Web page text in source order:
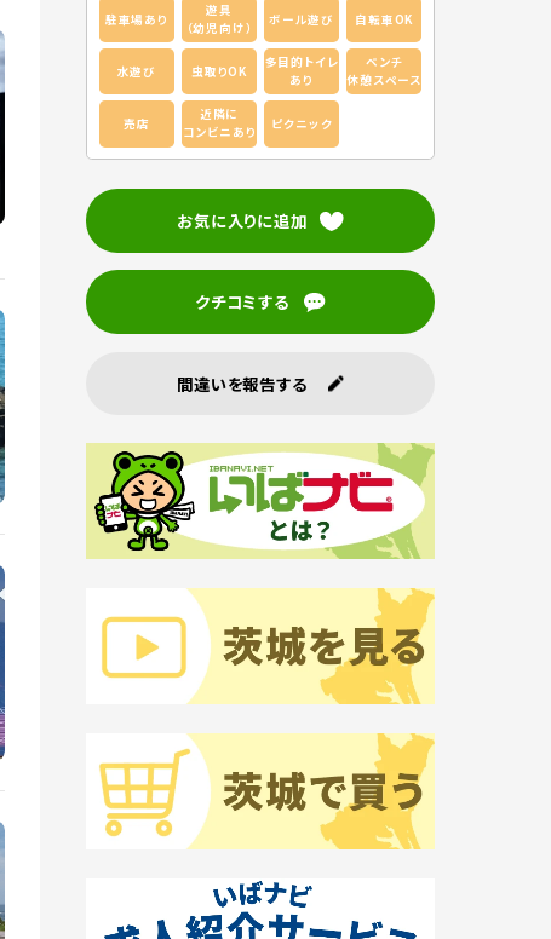
駐車場あり
遊具
（幼児向け）
ボール遊び 自転車OK
水遊び 虫取りOK
多目的トイレ
あり
ベンチ
休憩スペース
売店
近隣に
コンビニあり
ピクニック
お気に入りに追加
クチコミする
間違いを報告する